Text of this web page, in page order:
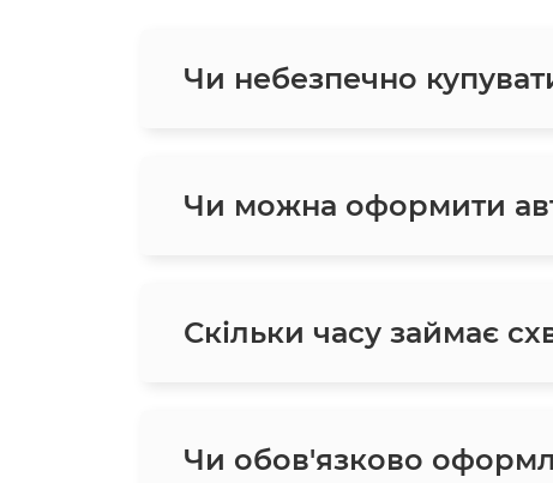
Чи небезпечно
Чи можна оформити
Скільки часу займає
Чи обов'язково